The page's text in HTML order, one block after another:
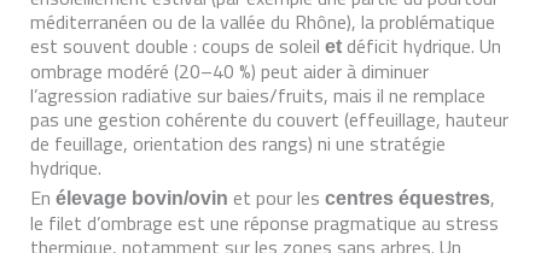
méditerranéen ou de la vallée du Rhône), la problématique
est souvent double : coups de soleilet déficit hydrique. Un
ombrage modéré (20–40 %) peut aider à diminuer
l’agression radiative sur baies/fruits, mais il ne remplace
pas une gestion cohérente du couvert (effeuillage, hauteur
de feuillage, orientation des rangs) ni une stratégie
hydrique.
Enélevage bovin/ovin et pour lescentres équestres,
le filet d’ombrage est une réponse pragmatique au stress
thermique, notamment sur les zones sans arbres. Un